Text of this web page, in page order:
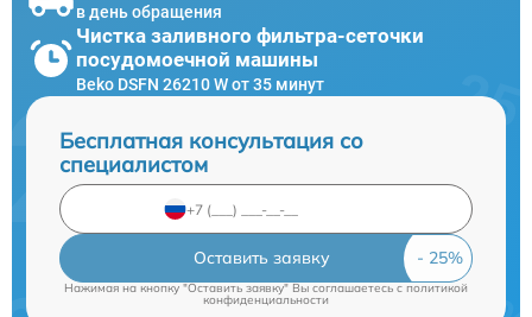
в день обращения
Чистка заливного фильтра-сеточки
посудомоечной машины
Beko DSFN 26210 W от 35 минут
Бесплатная консультация со
специалистом
Оставить заявку
Нажимая на кнопку "Оставить заявку" Вы соглашаетесь c политикой
конфиденциальности